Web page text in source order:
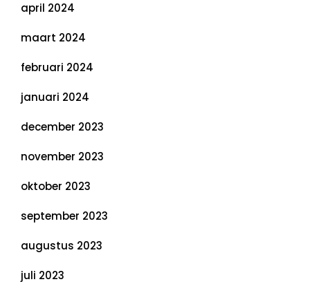
april 2024
maart 2024
februari 2024
januari 2024
december 2023
november 2023
oktober 2023
september 2023
augustus 2023
juli 2023